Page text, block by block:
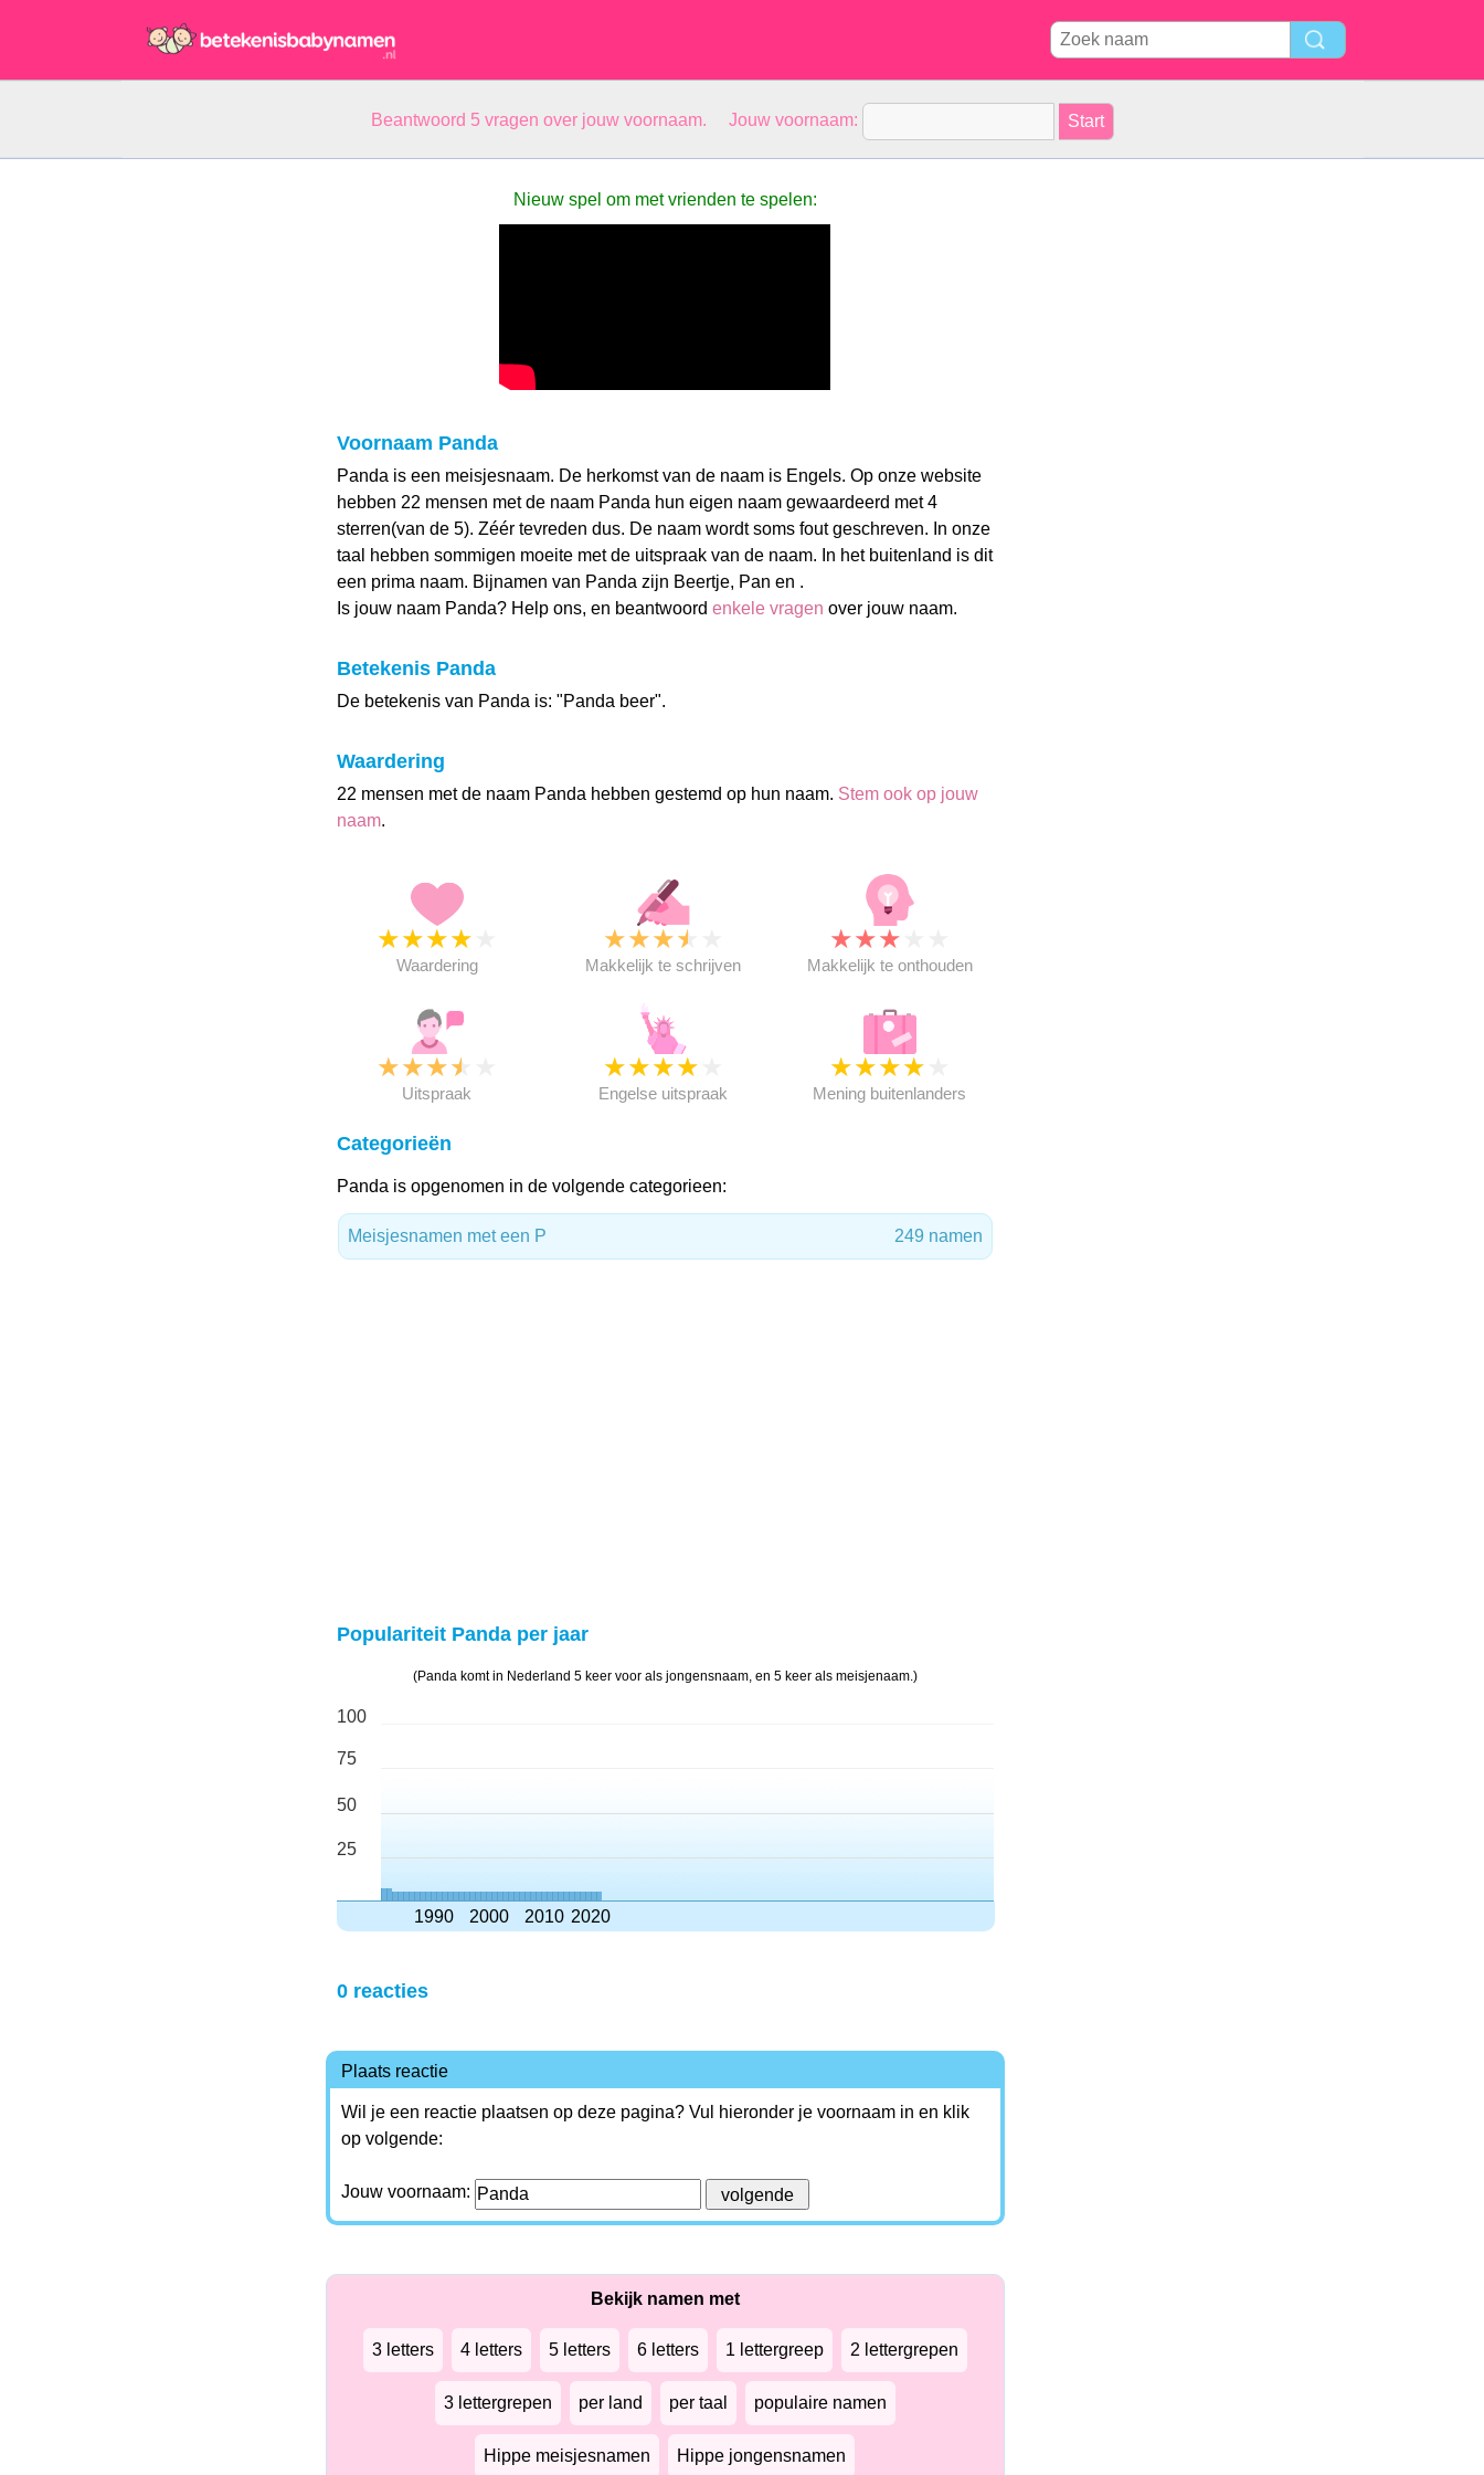
Beantwoord 5 vragen over jouw voornaam. Jouw voornaam:
Nieuw spel om met vrienden te spelen:
Voornaam Panda
Panda is een meisjesnaam. De herkomst van de naam is Engels. Op onze website
hebben 22 mensen met de naam Panda hun eigen naam gewaardeerd met 4
sterren(van de 5). Zéér tevreden dus. De naam wordt soms fout geschreven. In onze
taal hebben sommigen moeite met de uitspraak van de naam. In het buitenland is dit
een prima naam. Bijnamen van Panda zijn Beertje, Pan en .
Is jouw naam Panda? Help ons, en beantwoord enkele vragen over jouw naam.
Betekenis Panda
De betekenis van Panda is: "Panda beer".
Waardering
22 mensen met de naam Panda hebben gestemd op hun naam. Stem ook op jouw
naam.
★★★★
Waardering
★★★★
Makkelijk te schrijven
★★★
Makkelijk te onthouden
★★★★
Uitspraak
★★★★
Engelse uitspraak
★★★★
Mening buitenlanders
Categorieën
Panda is opgenomen in de volgende categorieen:
Meisjesnamen met een P 249 namen
Populariteit Panda per jaar
(Panda komt in Nederland 5 keer voor als jongensnaam, en 5 keer als meisjenaam.)
100
75
50
25
1990 2000 2010 2020
0 reacties
Plaats reactie
Wil je een reactie plaatsen op deze pagina? Vul hieronder je voornaam in en klik
op volgende:
Jouw voornaam:
Bekijk namen met
3 letters 4 letters 5 letters 6 letters 1 lettergreep 2 lettergrepen
3 lettergrepen per land per taal populaire namen
Hippe meisjesnamen Hippe jongensnamen